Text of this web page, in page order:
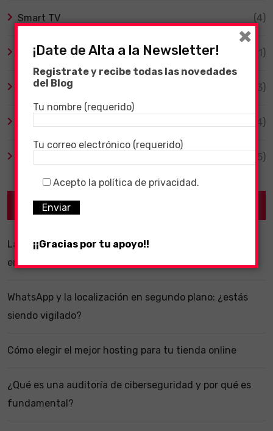
Smart TV (4)
Tecnología (1)
TV y Series (3)
(204)
(55)
Recent Posts
La importancia de un software ERP dentro de una
empresa
WhatsApp y la localización en segundo plano: ¿estás
siendo vigilado?
Cómo elegir el mejor hosting para tu tienda online
¿Qué es una auditoría de ciberseguridad y por qué es
fundamental?
¡Date de Alta a la Newsletter!
Registrate y recibe todas las novedades
del Blog
Tu nombre (requerido)
Tu correo electrónico (requerido)
Acepto la política de privacidad.
¡¡Gracias por tu apoyo!!
×